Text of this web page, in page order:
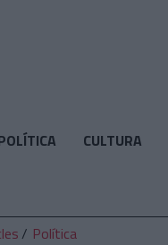
CULTURA
Política